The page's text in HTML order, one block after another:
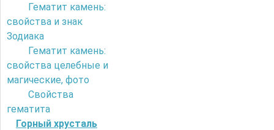
Гематит камень:
свойства и знак
Зодиака
Гематит камень:
свойства целебные и
магические, фото
Свойства
гематита
Горный хрусталь